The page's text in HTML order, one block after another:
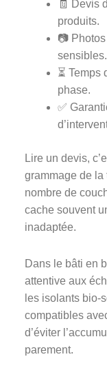
🧾 Devis
produits.
📷
sensibles.
⏳
phase.
✅
Lire un devis,
grammage de la
nombre de
cache souvent
inadaptée.
Dans le bâti en
attentive aux
les isolants bio-
compatibles
d’éviter
parement.